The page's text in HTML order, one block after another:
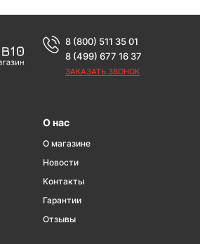
8 (800) 511 35 01
8 (499) 677 16 37
ЗАКАЗАТЬ ЗВОНОК
О нас
О магазине
Новости
Контакты
Гарантии
Отзывы